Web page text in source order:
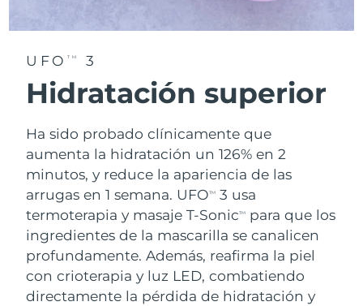
UFO TM 3
Hidratación superior
Ha sido probado clínicamente que
aumenta la hidratación un 126% en 2
minutos, y reduce la apariencia de las
arrugas en 1 semana. UFOTM
3 usa
termoterapia y masaje T-SonicTM
para que los
ingredientes de la mascarilla se canalicen
profundamente. Además, reafirma la piel
con crioterapia y luz LED, combatiendo
directamente la pérdida de hidratación y